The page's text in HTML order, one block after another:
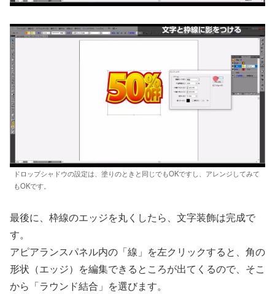
ドロップシャドウの設定は、塗りのときと同じでもOKですし、アレンジしてみて
もOKです。
最後に、枠線のエッジを丸くしたら、文字装飾は完成で
す。
アピアランスパネル内の「線」を左クリックすると、角の
形状（エッジ）を編集できるところが出てくるので、そこ
から「ラウンド結合」を選びます。